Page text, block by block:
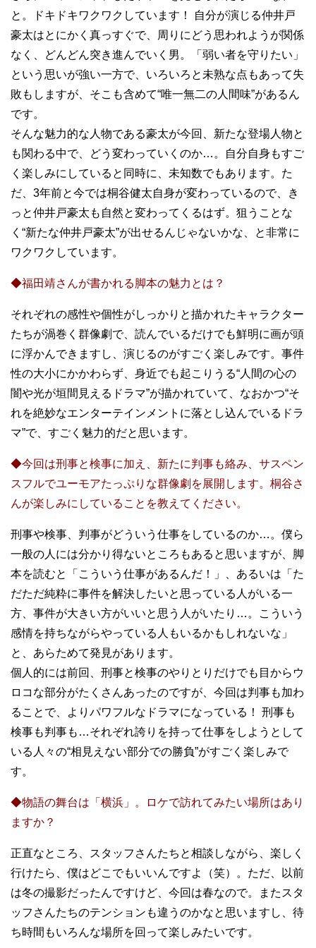
と。ドキドキワクワクしています！ 自分が演じる仲井戸
豪太はとにかく真っすぐで、周りにどう思われようが関係
なく、どんどん突き進んでいく男。「弱い者を守りたい」
という思いが強い一方で、いろいろと未熟な点もあって失
敗もしますが、そこも含めて“唯一無二の人間味”があるん
です。
そんな魅力的な人物である豪太が今回、新たな登場人物と
も関わる中で、どう変わっていくのか…。自分自身もすご
く楽しみにしていると同時に、未知数でもあります。た
だ、3年前と今では桐谷健太自身が変わっているので、き
っと仲井戸豪太も自然と変わってくるはず。狙うことな
く“新たな仲井戸豪太”が出せるんじゃないかな、と非常に
ワクワクしています。
◆福田靖さんが書かれる脚本の魅力とは？
それぞれの感性や個性がしっかりと描かれたキャラクター
たちが渦巻く群像劇で、読んでいるだけでも鮮明に画が頭
に浮かんできますし、演じるのがすごく楽しみです。事件
性の大小にかかわらず、身近でも起こりうる“人間の心の
闇や光が垣間見えるドラマ”が描かれていて、なおかつ“そ
れを絶妙なエンターテインメントに落とし込んでいるドラ
マ”で、すごく魅力的だと思います。
◆今回は刑事と検事に加え、新たに判事も絡み、サスペン
スフルでユーモアたっぷりな群像劇を展開します。桐谷さ
んが楽しみにしていることを教えてください。
刑事や検事、判事がどういう仕事をしているのか…。僕ら
一般の人には分かり得ないところもあると思いますが、脚
本を読むと「こういう仕事があるんだ！」、あるいは「た
だただ純粋に事件を解決したいと思っている人がいる一
方、事件が大きい方がいいと思う人がいたり…。こういう
感情を持ちながらやっている人もいるかもしれないな」
と、あらためて発見があります。
個人的には前回、刑事と検事のやりとりだけでも目からウ
ロコな部分がたくさんあったのですが、今回は判事も加わ
ることで、よりパワフルなドラマになっている！ 刑事も
検事も判事も…それぞれ誇りを持って仕事をしようとして
いる人々の“相見えない部分での勝負”がすごく楽しみで
す。
◆物語の舞台は「横浜」。ロケで訪れてみたい場所はあり
ますか？
正直なところ、スタッフさんたちと相談しながら、楽しく
行けたら、僕はどこでもいいんですよ（笑）。ただ、以前
は冬の撮影だったんですけど、今回は春なので。またスタ
ッフさんたちのテンションも違うのかなと思いますし、待
ち時間もいろんな場所を回って楽しみたいです。